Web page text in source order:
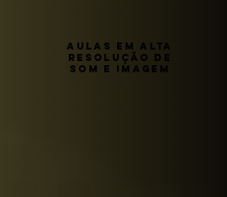
aulas em alta
resolução de
som e imagem